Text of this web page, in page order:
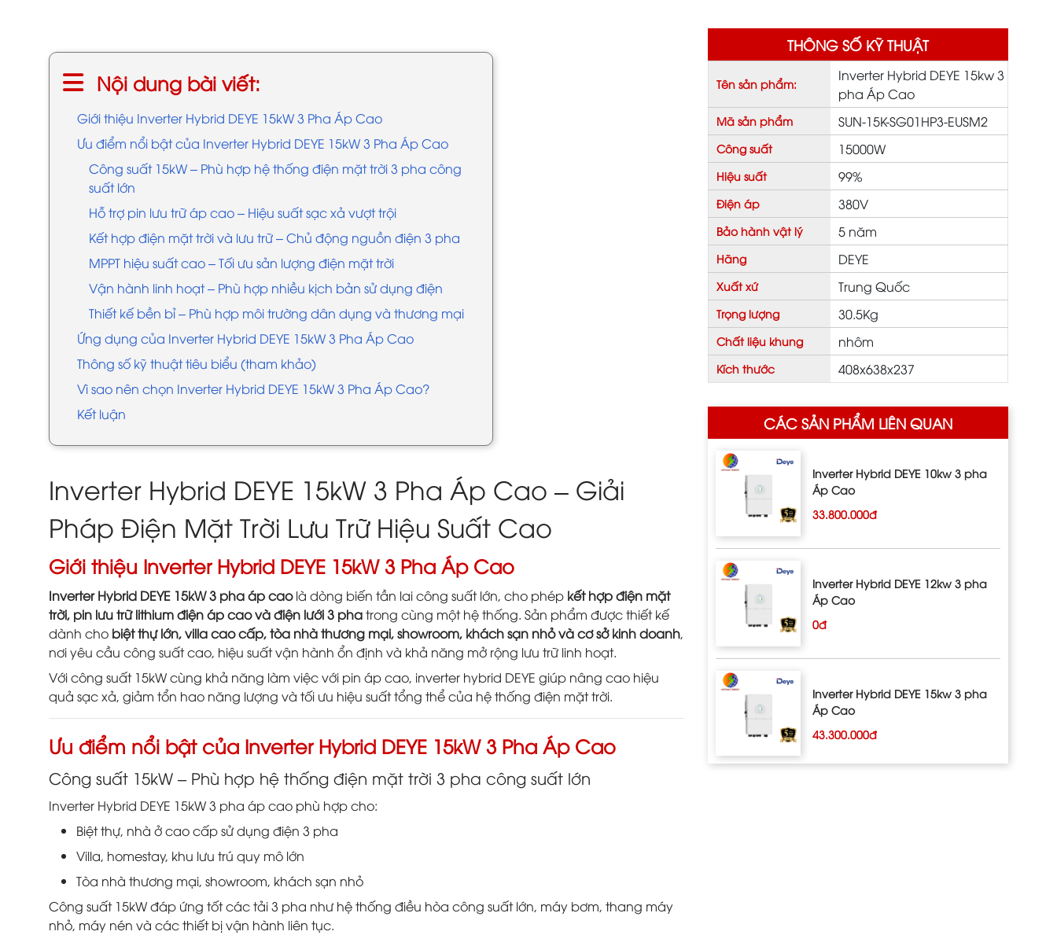
Nội dung bài viết:
Giới thiệu Inverter Hybrid DEYE 15kW 3 Pha Áp Cao
Ưu điểm nổi bật của Inverter Hybrid DEYE 15kW 3 Pha Áp Cao
Công suất 15kW – Phù hợp hệ thống điện mặt trời 3 pha công
suất lớn
Hỗ trợ pin lưu trữ áp cao – Hiệu suất sạc xả vượt trội
Kết hợp điện mặt trời và lưu trữ – Chủ động nguồn điện 3 pha
MPPT hiệu suất cao – Tối ưu sản lượng điện mặt trời
Vận hành linh hoạt – Phù hợp nhiều kịch bản sử dụng điện
Thiết kế bền bỉ – Phù hợp môi trường dân dụng và thương mại
Ứng dụng của Inverter Hybrid DEYE 15kW 3 Pha Áp Cao
Thông số kỹ thuật tiêu biểu (tham khảo)
Vì sao nên chọn Inverter Hybrid DEYE 15kW 3 Pha Áp Cao?
Kết luận
Inverter Hybrid DEYE 15kW 3 Pha Áp Cao – Giải
Pháp Điện Mặt Trời Lưu Trữ Hiệu Suất Cao
Giới thiệu Inverter Hybrid DEYE 15kW 3 Pha Áp Cao
Inverter Hybrid DEYE 15kW 3 pha áp caolà dòng biến tần lai công suất lớn, cho phép kết hợp điện mặt
trời, pin lưu trữ lithium điện áp cao và điện lưới 3 phatrong cùng một hệ thống. Sản phẩm được thiết kế
dành cho biệt thự lớn, villa cao cấp, tòa nhà thương mại, showroom, khách sạn nhỏ và cơ sở kinh doanh,
nơi yêu cầu công suất cao, hiệu suất vận hành ổn định và khả năng mở rộng lưu trữ linh hoạt.
Với công suất 15kW cùng khả năng làm việc với pin áp cao, inverter hybrid DEYE giúp nâng cao hiệu
quả sạc xả, giảm tổn hao năng lượng và tối ưu hiệu suất tổng thể của hệ thống điện mặt trời.
Ưu điểm nổi bật của Inverter Hybrid DEYE 15kW 3 Pha Áp Cao
Công suất 15kW – Phù hợp hệ thống điện mặt trời 3 pha công suất lớn
Inverter Hybrid DEYE 15kW 3 pha áp cao phù hợp cho:
Biệt thự, nhà ở cao cấp sử dụng điện 3 pha
Villa, homestay, khu lưu trú quy mô lớn
Tòa nhà thương mại, showroom, khách sạn nhỏ
Công suất 15kW đáp ứng tốt các tải 3 pha như hệ thống điều hòa công suất lớn, máy bơm, thang máy
nhỏ, máy nén và các thiết bị vận hành liên tục.
THÔNG SỐ KỸ THUẬT
Tên sản phẩm:
Inverter Hybrid DEYE 15kw 3
pha Áp Cao
Mã sản phẩm SUN-15K-SG01HP3-EUSM2
Công suất 15000W
Hiệu suất 99%
Điện áp 380V
Bảo hành vật lý 5 năm
Hãng DEYE
Xuất xứ Trung Quốc
Trọng lượng 30.5Kg
Chất liệu khung nhôm
Kích thước 408x638x237
CÁC SẢN PHẨM LIÊN QUAN
Inverter Hybrid DEYE 10kw 3 pha
Áp Cao
33.800.000đ
Inverter Hybrid DEYE 12kw 3 pha
Áp Cao
0đ
Inverter Hybrid DEYE 15kw 3 pha
Áp Cao
43.300.000đ